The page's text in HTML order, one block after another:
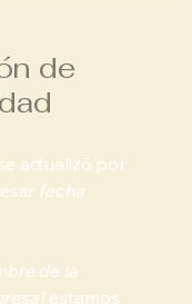
de
actualizó por
fecha
de la
estamos